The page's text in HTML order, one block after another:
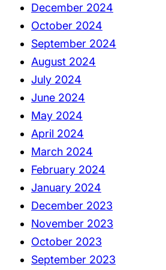
December 2024
October 2024
September 2024
August 2024
July 2024
June 2024
May 2024
April 2024
March 2024
February 2024
January 2024
December 2023
November 2023
October 2023
September 2023